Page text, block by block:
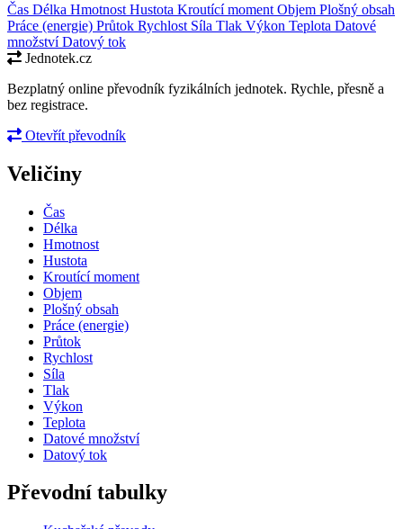
Čas Délka Hmotnost Hustota Kroutící moment Objem Plošný obsah
Práce (energie) Průtok Rychlost Síla Tlak Výkon Teplota Datové
množstvíDatový tok
Jednotek.cz
Bezplatný online převodník fyzikálních jednotek. Rychle, přesně a
bez registrace.
Otevřít převodník
Veličiny
Čas
Délka
Hmotnost
Hustota
Kroutící moment
Objem
Plošný obsah
Práce (energie)
Průtok
Rychlost
Síla
Tlak
Výkon
Teplota
Datové množství
Datový tok
Převodní tabulky